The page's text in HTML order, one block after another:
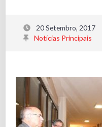
20 Setembro, 2017
Notícias Principais